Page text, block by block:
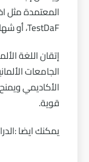
TestDaF، أو شهادة Goethe-Zertifikat C2.
إتقان اللغة
الجامعات
الأكاديمي
قوية.
يمكنك ايضا :